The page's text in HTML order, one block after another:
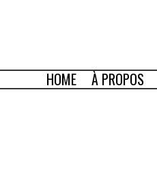
HOME À PROPOS